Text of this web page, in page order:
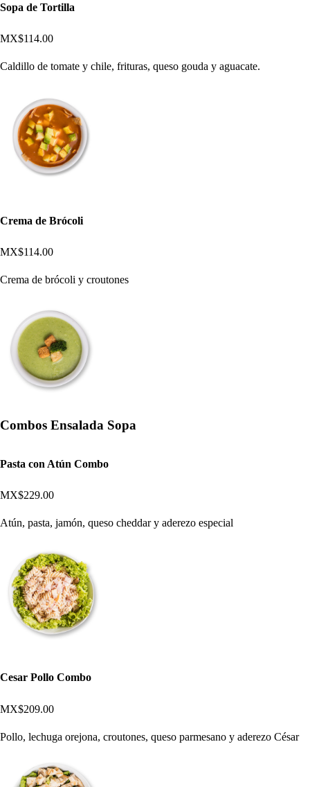
Sopa de Tortilla
MX$114.00
Caldillo de tomate y chile, frituras, queso gouda y aguacate.
Crema de Brócoli
MX$114.00
Crema de brócoli y croutones
Combos Ensalada Sopa
Pasta con Atún Combo
MX$229.00
Atún, pasta, jamón, queso cheddar y aderezo especial
Cesar Pollo Combo
MX$209.00
Pollo, lechuga orejona, croutones, queso parmesano y aderezo César